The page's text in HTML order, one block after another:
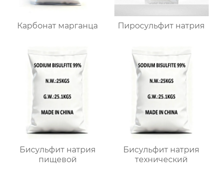
Карбонат марганца Пиросульфит натрия
Бисульфит натрия
пищевой
Бисульфит натрия
технический